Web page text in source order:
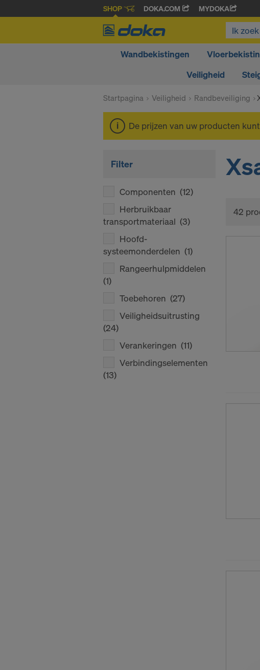
SHOP DOKA.COM MYDOKA
Wandbekistingen
Veiligheid
Startpagina Veiligheid Randbeveiliging
De prijzen van uw producten
Filter
Componenten (12)
Herbruikbaar
transportmateriaal (3)
Hoofd-
systeemonderdelen (1)
Rangeerhulpmiddelen
(1)
Toebehoren (27)
Veiligheidsuitrusting
(24)
Verankeringen (11)
Verbindingselementen
(13)
42